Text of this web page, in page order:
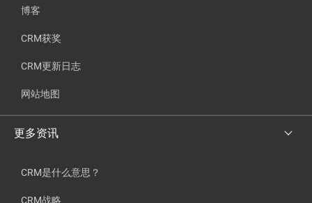
博客
CRM获奖
CRM更新日志
网站地图
更多资讯
CRM是什么意思？
CRM战略